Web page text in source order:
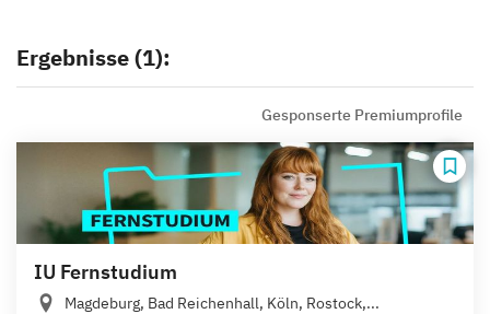
Ergebnisse (1):
Gesponserte Premiumprofile
IU Fernstudium
Magdeburg, Bad Reichenhall, Köln, Rostock,...